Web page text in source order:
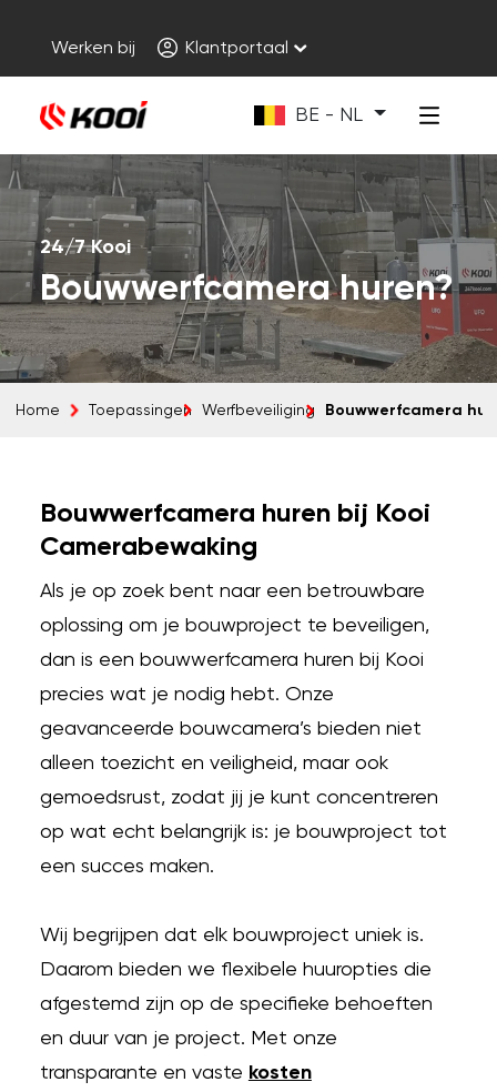
Werken bij Klantportaal
BE - NL
24/7 Kooi
Bouwwerfcamera huren?
Home Toepassingen Werfbeveiliging Bouwwerfcamera
Bouwwerfcamera huren bij Kooi
Camerabewaking
Als je op zoek bent naar een betrouwbare
oplossing om je bouwproject te beveiligen,
dan is een bouwwerfcamera huren bij Kooi
precies wat je nodig hebt. Onze
geavanceerde bouwcamera’s bieden niet
alleen toezicht en veiligheid, maar ook
gemoedsrust, zodat jij je kunt concentreren
op wat echt belangrijk is: je bouwproject tot
een succes maken.
Wij begrijpen dat elk bouwproject uniek is.
Daarom bieden we flexibele huuropties die
afgestemd zijn op de specifieke behoeften
en duur van je project. Met onze
transparante en vaste kosten